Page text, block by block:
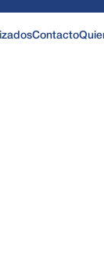
Contacto